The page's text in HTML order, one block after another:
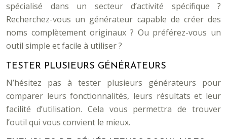
spécialisé dans un secteur d’activité spécifique ?
Recherchez-vous un générateur capable de créer des
noms complètement originaux ? Ou préférez-vous un
outil simple et facile à utiliser ?
TESTER PLUSIEURS GÉNÉRATEURS
N’hésitez pas à tester plusieurs générateurs pour
comparer leurs fonctionnalités, leurs résultats et leur
facilité d’utilisation. Cela vous permettra de trouver
l’outil qui vous convient le mieux.